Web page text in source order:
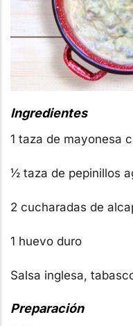
Ingredientes
1 taza de mayonesa
½ taza de pepinillos
2 cucharadas de
1 huevo duro
Salsa inglesa,
Preparación